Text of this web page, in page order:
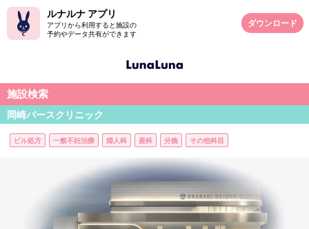
ルナルナ アプリ
アプリから利用すると施設の
予約やデータ共有ができます
ダウンロード
施設検索
岡崎バースクリニック
ピル処方 一般不妊治療 婦人科 産科 分娩 その他科目